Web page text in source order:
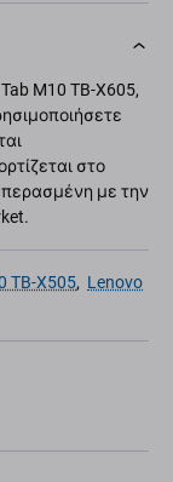
M10 TB-X605,
στο
με την
TB-X505, Lenovo